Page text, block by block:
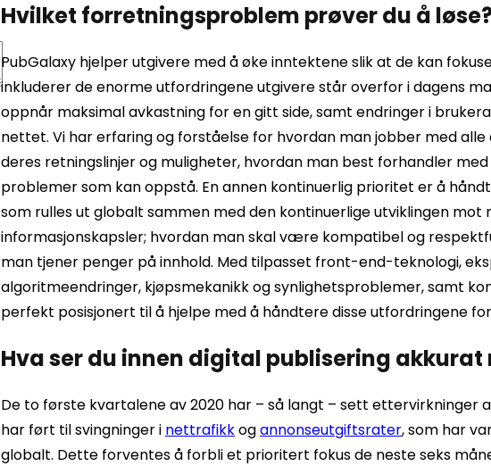
Hvilket forretningsproblem prøver du å
PubGalaxy hjelper utgivere med å øke inntektene slik at de kan
inkluderer de enorme utfordringene utgivere står overfor i dagens
oppnår maksimal avkastning for en gitt side, samt endringer i
nettet. Vi har erfaring og forståelse for hvordan man jobber med
deres retningslinjer og muligheter, hvordan man best forhandler
problemer som kan oppstå. En annen kontinuerlig prioritet er å
som rulles ut globalt sammen med den kontinuerlige utviklingen mot
informasjonskapsler; hvordan man skal være kompatibel og
man tjener penger på innhold. Med tilpasset front-end-teknologi,
algoritmeendringer, kjøpsmekanikk og synlighetsproblemer, samt
perfekt posisjonert til å hjelpe med å håndtere disse utfordringene
Hva ser du innen digital publisering akkurat
De to første kvartalene av 2020 har – så langt – sett ettervirkninger
har ført til svingninger i nettrafikkogannonseutgiftsrater, som har
globalt. Dette forventes å forbli et prioritert fokus de neste seks